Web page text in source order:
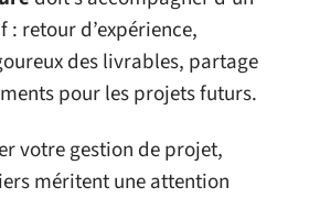
retour d’expérience,
des livrables, partage
pour les projets futurs.
votre gestion de projet,
méritent une attention